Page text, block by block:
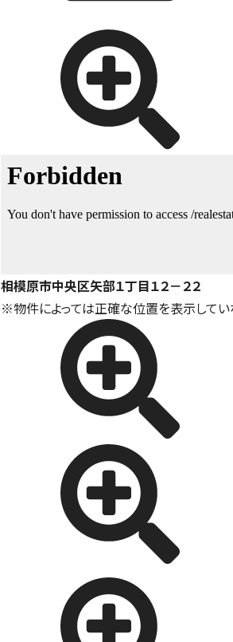
相模原市中央区矢部１丁目１２－２２
※物件によっては正確な位置を表示してい